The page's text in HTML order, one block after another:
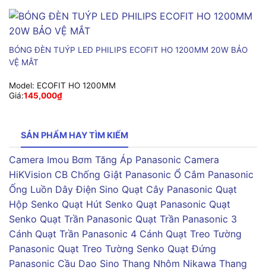
BÓNG ĐÈN TUÝP LED PHILIPS ECOFIT HO 1200MM 20W BẢO
VỆ MẮT
Model: ECOFIT HO 1200MM
Giá:145,000₫
SẢN PHẨM HAY TÌM KIẾM
Camera Imou Bơm Tăng Áp Panasonic Camera
HiKVision CB Chống Giật Panasonic Ổ Cắm Panasonic
Ống Luồn Dây Điện Sino Quạt Cây Panasonic Quạt
Hộp Senko Quạt Hút Senko Quạt Panasonic Quạt
Senko Quạt Trần Panasonic Quạt Trần Panasonic 3
Cánh Quạt Trần Panasonic 4 Cánh Quạt Treo Tường
Panasonic Quạt Treo Tường Senko Quạt Đứng
Panasonic Cầu Dao Sino Thang Nhôm Nikawa Thang